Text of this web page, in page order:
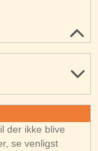
der ikke blive
se venligst